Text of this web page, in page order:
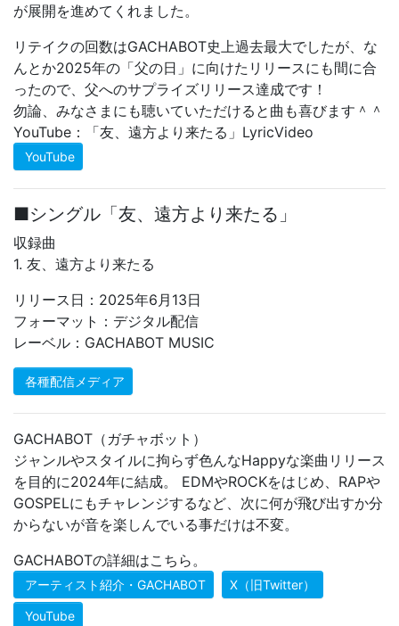
が展開を進めてくれました。
リテイクの回数はGACHABOT史上過去最大でしたが、な
んとか2025年の「父の日」に向けたリリースにも間に合
ったので、父へのサプライズリリース達成です！
勿論、みなさまにも聴いていただけると曲も喜びます＾＾
YouTube：「友、遠方より来たる」LyricVideo
YouTube
■シングル「友、遠方より来たる」
収録曲
1. 友、遠方より来たる
リリース日：2025年6月13日
フォーマット：デジタル配信
レーベル：GACHABOT MUSIC
各種配信メディア
GACHABOT（ガチャボット）
ジャンルやスタイルに拘らず色んなHappyな楽曲リリース
を目的に2024年に結成。 EDMやROCKをはじめ、RAPや
GOSPELにもチャレンジするなど、次に何が飛び出すか分
からないが音を楽しんでいる事だけは不変。
GACHABOTの詳細はこちら。
アーティスト紹介・GACHABOT X（旧Twitter）
YouTube